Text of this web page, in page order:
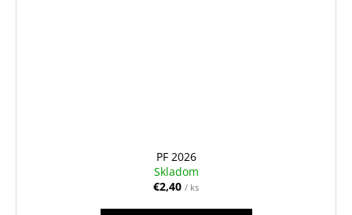
PF 2026
Skladom
€2,40 / ks